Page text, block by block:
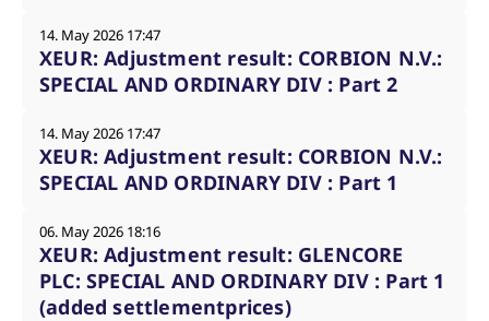
14. May 2026 17:47
XEUR: Adjustment result: CORBION N.V.:
SPECIAL AND ORDINARY DIV : Part 2
14. May 2026 17:47
XEUR: Adjustment result: CORBION N.V.:
SPECIAL AND ORDINARY DIV : Part 1
06. May 2026 18:16
XEUR: Adjustment result: GLENCORE
PLC: SPECIAL AND ORDINARY DIV : Part 1
(added settlementprices)